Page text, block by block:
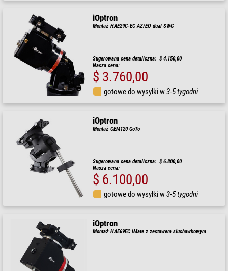
iOptron
Montaż HAE29C-EC AZ/EQ dual SWG
Sugerowana cena detaliczna: $ 4.150,00
Nasza cena:
$ 3.760,00
gotowe do wysyłki w3-5 tygodni
iOptron
Montaż CEM120 GoTo
Sugerowana cena detaliczna: $ 6.800,00
Nasza cena:
$ 6.100,00
gotowe do wysyłki w3-5 tygodni
iOptron
Montaż HAE69EC iMate z zestawem słuchawkowym